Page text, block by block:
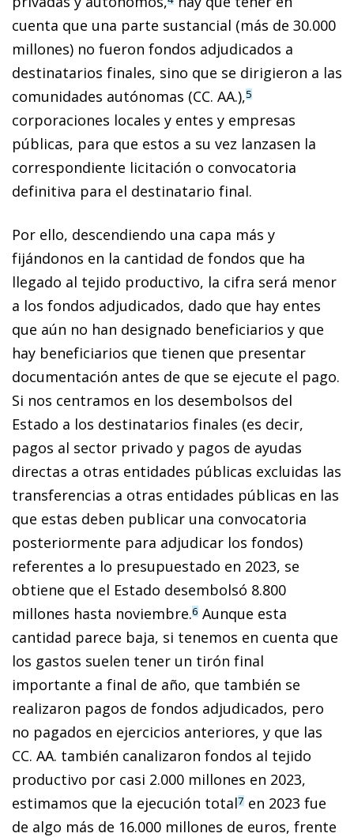
cuenta que una parte sustancial (más de 30.000
millones) no fueron fondos adjudicados a
destinatarios finales, sino que se dirigieron a las
comunidades autónomas (CC. AA.),5
corporaciones locales y entes y empresas
públicas, para que estos a su vez lanzasen la
correspondiente licitación o convocatoria
definitiva para el destinatario final.
Por ello, descendiendo una capa más y
fijándonos en la cantidad de fondos que ha
llegado al tejido productivo, la cifra será menor
a los fondos adjudicados, dado que hay entes
que aún no han designado beneficiarios y que
hay beneficiarios que tienen que presentar
documentación antes de que se ejecute el pago.
Si nos centramos en los desembolsos del
Estado a los destinatarios finales (es decir,
pagos al sector privado y pagos de ayudas
directas a otras entidades públicas excluidas las
transferencias a otras entidades públicas en las
que estas deben publicar una convocatoria
posteriormente para adjudicar los fondos)
referentes a lo presupuestado en 2023, se
obtiene que el Estado desembolsó 8.800
millones hasta noviembre.6 Aunque esta
cantidad parece baja, si tenemos en cuenta que
los gastos suelen tener un tirón final
importante a final de año, que también se
realizaron pagos de fondos adjudicados, pero
no pagados en ejercicios anteriores, y que las
CC. AA. también canalizaron fondos al tejido
productivo por casi 2.000 millones en 2023,
estimamos que la ejecución total7 en 2023 fue
de algo más de 16.000 millones de euros, frente